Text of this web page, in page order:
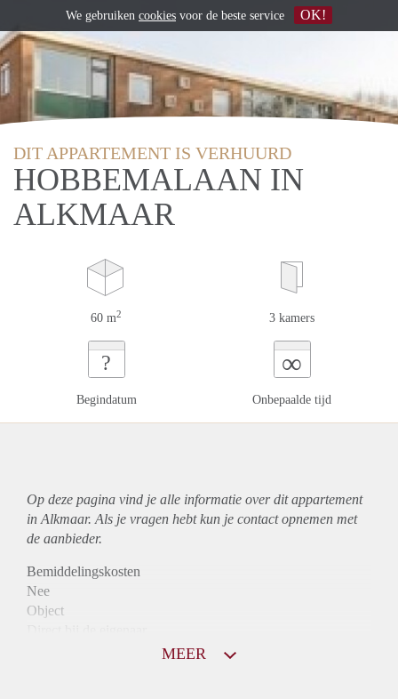
DIT APPARTEMENT IS VERHUURD
HOBBEMALAAN IN
ALKMAAR
60 m2 3 kamers
?
Begindatum
∞
Onbepaalde tijd
Op deze pagina vind je alle informatie over ditappartement
in Alkmaar. Als je vragen hebt kun je contact opnemen met
de aanbieder.
Bemiddelingskosten
Nee
Object
MEER
We gebruiken cookies voor de beste service OK!